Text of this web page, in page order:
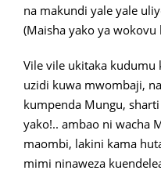
na makundi yale yale
(Maisha yako ya wokovu
Vile vile ukitaka kudumu
uzidi kuwa mwombaji,
kumpenda Mungu,
yako!.. ambao ni wacha
maombi, lakini kama
mimi ninaweza